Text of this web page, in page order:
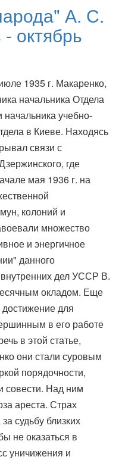
А. С.
октябрь
1935 г. Макаренко,
начальника Отдела
учебно-
в Киеве. Находясь
связи с
где
мая 1936 г. на
колоний и
множество
и энергичное
данного
дел УССР В.
окладом. Еще
достижение для
в его работе
в этой статье,
они стали суровым
порядочности,
совести. Над ним
ареста. Страх
судьбу близких
не оказаться в
уничижения и